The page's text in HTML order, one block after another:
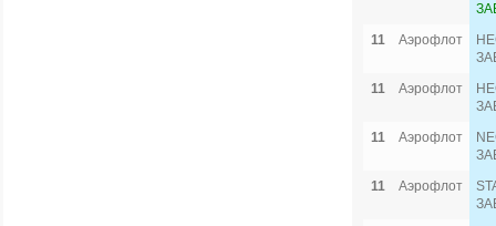
11
Аэрофлот
11
Аэрофлот
11
Аэрофлот
11
Аэрофлот